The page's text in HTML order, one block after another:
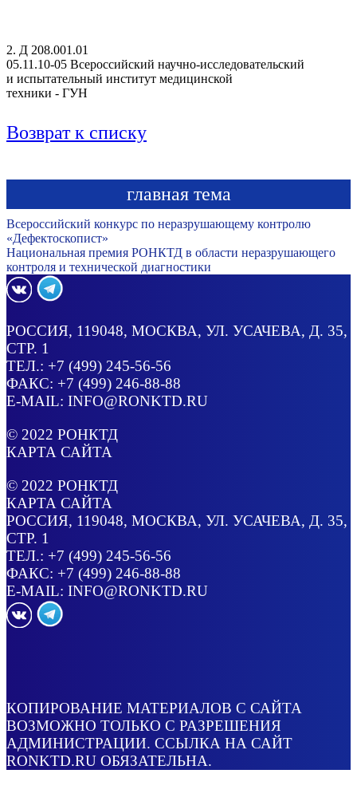
2. Д 208.001.01
05.11.10-05 Всероссийский научно-исследовательский
и испытательный институт медицинской
техники - ГУН
Возврат к списку
главная тема
Всероссийский конкурс по неразрушающему контролю
«Дефектоскопист»
Национальная премия РОНКТД в области неразрушающего
контроля и технической диагностики
РОССИЯ, 119048, МОСКВА, УЛ. УСАЧЕВА, Д. 35,
СТР. 1
ТЕЛ.: +7 (499) 245-56-56
ФАКС: +7 (499) 246-88-88
E-MAIL: INFO@RONKTD.RU
© 2022 РОНКТД
КАРТА САЙТА
© 2022 РОНКТД
КАРТА САЙТА
РОССИЯ, 119048, МОСКВА, УЛ. УСАЧЕВА, Д. 35,
СТР. 1
ТЕЛ.: +7 (499) 245-56-56
ФАКС: +7 (499) 246-88-88
E-MAIL: INFO@RONKTD.RU
КОПИРОВАНИЕ МАТЕРИАЛОВ С САЙТА
ВОЗМОЖНО ТОЛЬКО С РАЗРЕШЕНИЯ
АДМИНИСТРАЦИИ. ССЫЛКА НА САЙТ
RONKTD.RU ОБЯЗАТЕЛЬНА.